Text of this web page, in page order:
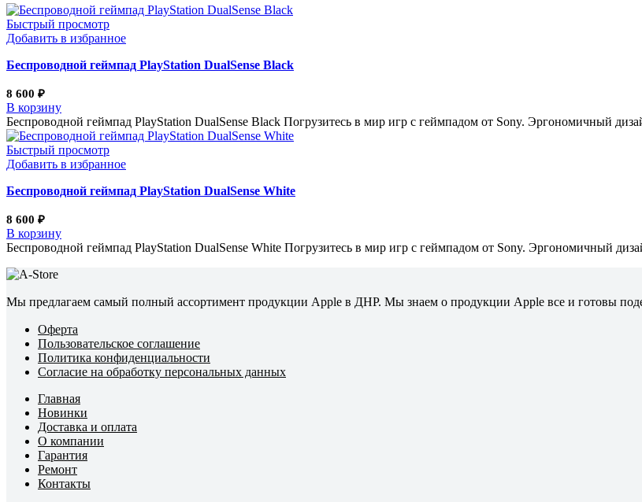
Быстрый просмотр
Добавить в избранное
Беспроводной геймпад PlayStation DualSense Black
8 600 ₽
В корзину
Беспроводной геймпад PlayStation DualSense Black Погрузитесь в мир игр с геймпадом от Sony. Эргономичный
Быстрый просмотр
Добавить в избранное
Беспроводной геймпад PlayStation DualSense White
8 600 ₽
В корзину
Беспроводной геймпад PlayStation DualSense White Погрузитесь в мир игр с геймпадом от Sony. Эргономичный
Мы предлагаем самый полный ассортимент продукции Apple в ДНР. Мы знаем о продукции Apple все и готовы
Оферта
Пользовательское соглашение
Политика конфиденциальности
Согласие на обработку персональных данных
Главная
Новинки
Доставка и оплата
О компании
Гарантия
Ремонт
Контакты